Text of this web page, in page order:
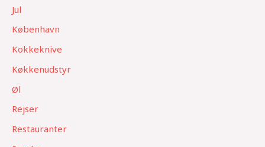
Jul
København
Kokkeknive
Køkkenudstyr
Øl
Rejser
Restauranter